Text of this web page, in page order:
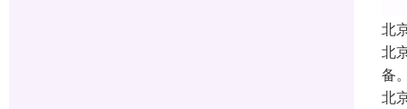
北
北
备
北